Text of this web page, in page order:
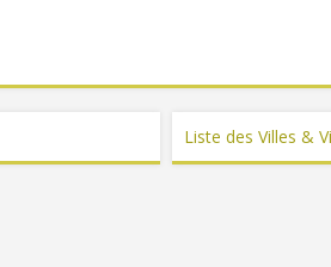
Liste des Villes &